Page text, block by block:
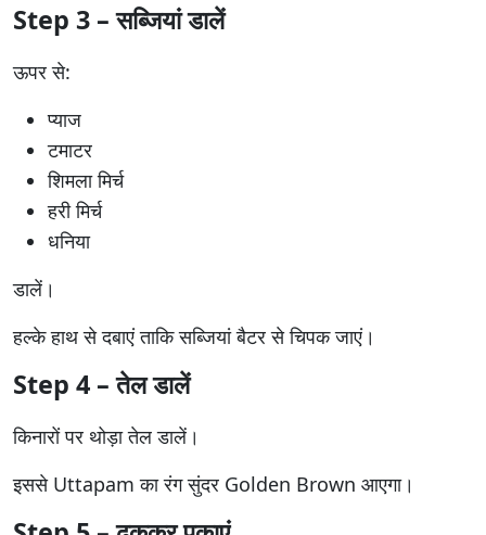
Step 3 – सब्जियां डालें
ऊपर से:
प्याज
टमाटर
शिमला मिर्च
हरी मिर्च
धनिया
डालें।
हल्के हाथ से दबाएं ताकि सब्जियां बैटर से चिपक जाएं।
Step 4 – तेल डालें
किनारों पर थोड़ा तेल डालें।
इससे Uttapam का रंग सुंदर Golden Brown आएगा।